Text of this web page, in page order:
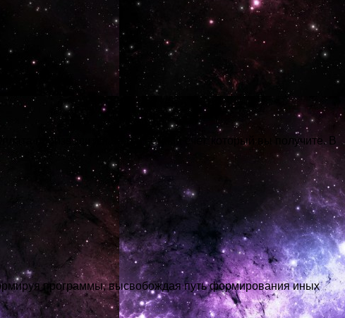
производится на расчетный счет, который вы получите. В
программы, высвобождая путь формирования иных